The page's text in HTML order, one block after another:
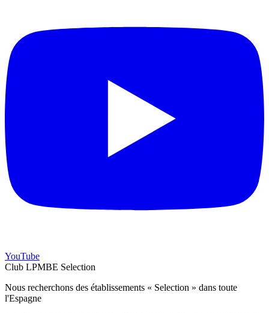
YouTube
Club LPMBE Selection
Nous recherchons des établissements « Selection » dans toute
l'Espagne